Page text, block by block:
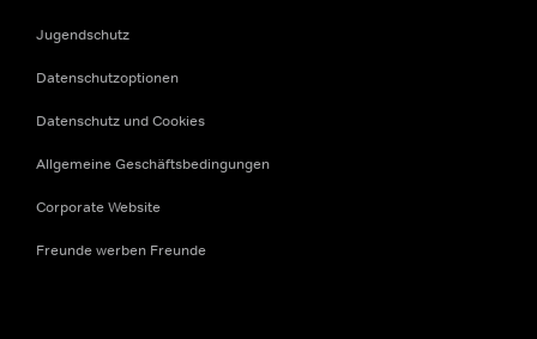
Jugendschutz
Datenschutzoptionen
Datenschutz und Cookies
Allgemeine Geschäftsbedingungen
Corporate Website
Freunde werben Freunde